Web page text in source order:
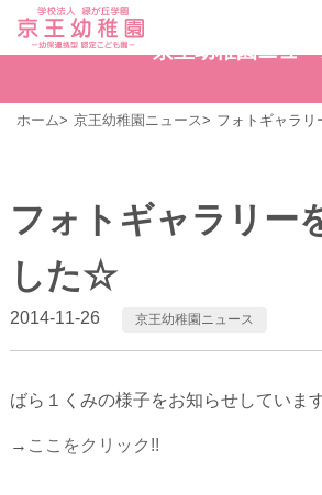
京王幼稚園ニュ
ホーム 京王幼稚園ニュース フォトギャラ
フォトギャラリー
した☆
2014-11-26 京王幼稚園ニュース
ばら１くみの様子をお知らせしています
→ ここをクリック!!